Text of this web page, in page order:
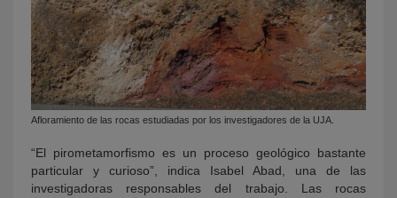
Afloramiento de las rocas estudiadas por los investigadores de la UJA.
“El pirometamorfismo es un proceso geológico bastante
particular y curioso”, indica Isabel Abad, una de las
investigadoras responsables del trabajo. Las rocas